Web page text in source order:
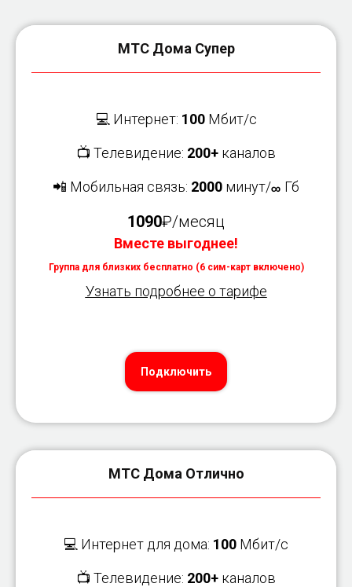
МТС Дома Супер
💻 Интернет: 100Мбит/с
📺 Телевидение: 200+ каналов
📲 Мобильная связь: 2000 минут/∞ Гб
1090₽/месяц
Вместе выгоднее!
Группа для близких бесплатно (6 сим-карт включено)
Узнать подробнее о тарифе
Подключить
МТС Дома Отлично
💻 Интернет для дома: 100 Мбит/с
📺 Телевидение: 200+ каналов